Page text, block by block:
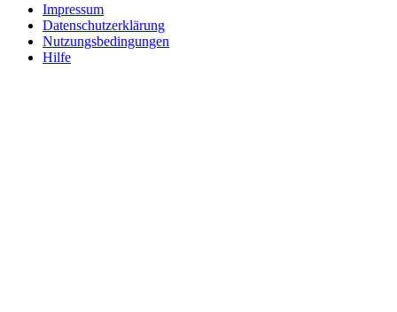
Impressum
Datenschutzerklärung
Nutzungsbedingungen
Hilfe